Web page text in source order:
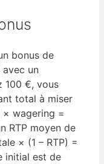
bonus de
avec un
100 €, vous
total à miser
wagering =
RTP moyen de
× (1 – RTP) =
initial est de